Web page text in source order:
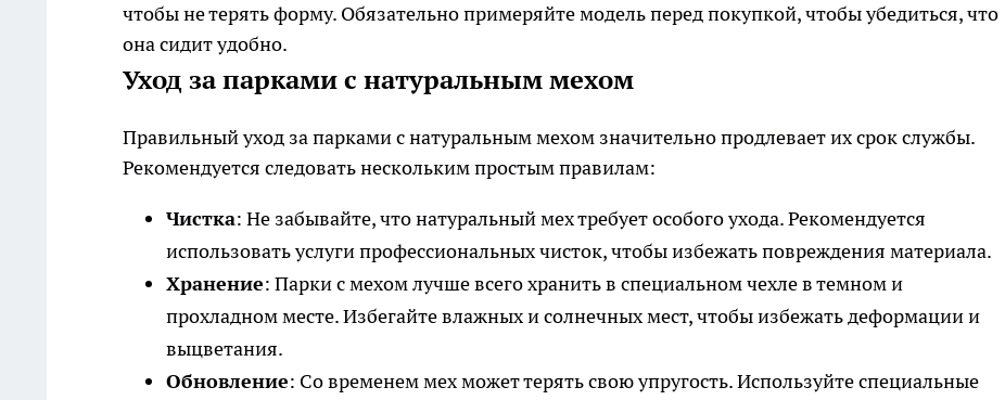
чтобы не терять форму. Обязательно примеряйте модель перед покупкой, чтобы убедиться, что
она сидит удобно.
Уход за парками с натуральным мехом
Правильный уход за парками с натуральным мехом значительно продлевает их срок службы.
Рекомендуется следовать нескольким простым правилам:
Чистка: Не забывайте, что натуральный мех требует особого ухода. Рекомендуется
использовать услуги профессиональных чисток, чтобы избежать повреждения материала.
Хранение: Парки с мехом лучше всего хранить в специальном чехле в темном и
прохладном месте. Избегайте влажных и солнечных мест, чтобы избежать деформации и
выцветания.
Обновление: Со временем мех может терять свою упругость. Используйте специальные